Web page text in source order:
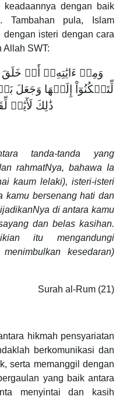
keadaannya dengan baik
Tambahan pula, Islam
isteri dengan cara
Allah SWT:
وَمِنۡ ءَايَٰتِهِۦٓ أَنۡ
لِّتَسۡكُنُوٓاْ إِلَيۡهَا
ذَٰلِكَ لَأٓيَٰتٖ
tanda-tanda yang
rahmatNya, bahawa Ia
kaum lelaki), isteri-isteri
kamu bersenang hati dan
di antara kamu
dan belas kasihan.
itu mengandungi
kesedaran)
Surah al-Rum (21)
hikmah pensyariatan
berkomunikasi dan
serta memanggil dengan
yang baik antara
menyintai dan kasih